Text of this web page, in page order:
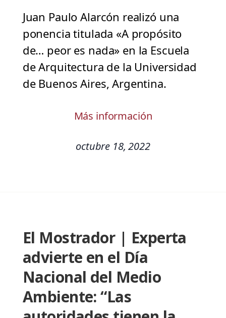
Juan Paulo Alarcón realizó una
ponencia titulada «A propósito
de… peor es nada» en la Escuela
de Arquitectura de la Universidad
de Buenos Aires, Argentina.
Más información
octubre 18, 2022
El Mostrador | Experta
advierte en el Día
Nacional del Medio
Ambiente: “Las